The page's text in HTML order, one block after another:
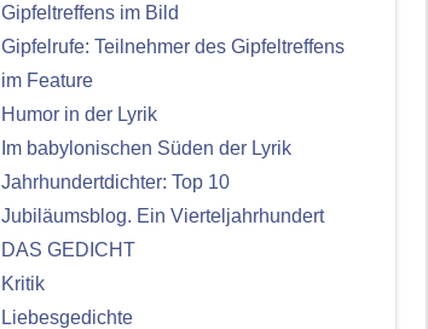
Gipfeltreffens im Bild
Gipfelrufe: Teilnehmer des Gipfeltreffens
im Feature
Humor in der Lyrik
Im babylonischen Süden der Lyrik
Jahrhundertdichter: Top 10
Jubiläumsblog. Ein Vierteljahrhundert
DAS GEDICHT
Kritik
Liebesgedichte